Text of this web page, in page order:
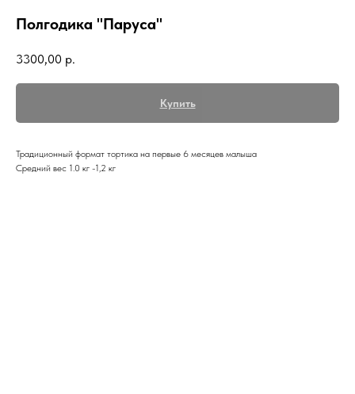
Полгодика "Паруса"
3300,00 р.
Купить
Традиционный формат тортика на первые 6 месяцев малыша
Средний вес 1.0 кг -1,2 кг